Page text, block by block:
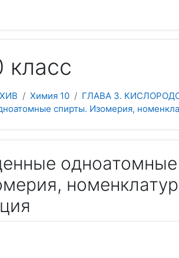
класс
Химия 10
ГЛАВА 3.
спирты. Изомерия,
одноатомные